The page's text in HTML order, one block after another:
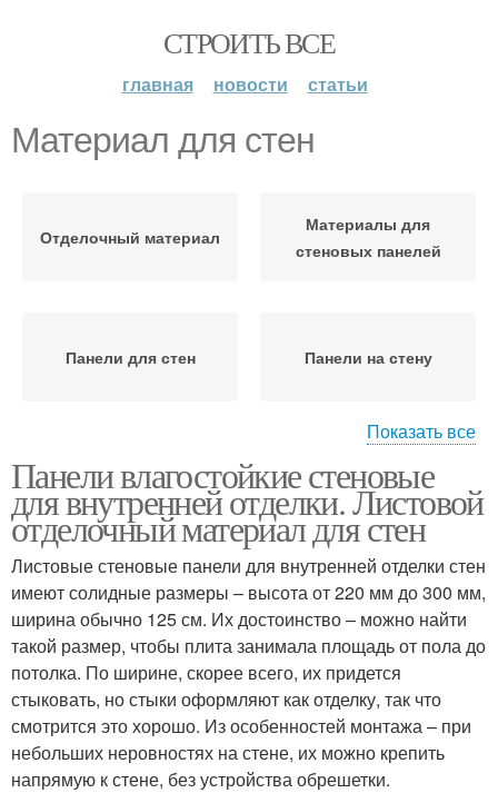
СТРОИТЬ ВСЕ
главная новости статьи
Материал для стен
Отделочный материал
Материалы для
стеновых панелей
Панели для стен Панели на стену
Материал для отделки Популярные материалы
Материалы для отделки
Показать все
Панели влагостойкие стеновые
для внутренней отделки. Листовой
отделочный материал для стен
Листовые стеновые панели для внутренней отделки стен
имеют солидные размеры – высота от 220 мм до 300 мм,
ширина обычно 125 см. Их достоинство – можно найти
такой размер, чтобы плита занимала площадь от пола до
потолка. По ширине, скорее всего, их придется
стыковать, но стыки оформляют как отделку, так что
смотрится это хорошо. Из особенностей монтажа – при
небольших неровностях на стене, их можно крепить
напрямую к стене, без устройства обрешетки.